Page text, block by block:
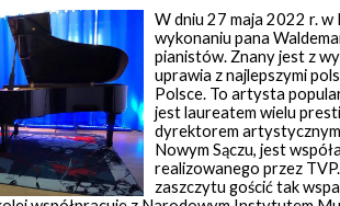
W dniu 27 maja 2022 r.
wykonaniu pana
pianistów. Znany jest z
uprawia z najlepszymi
Polsce. To artysta
jest laureatem wielu
dyrektorem artystycznym
Nowym Sączu, jest
realizowanego przez
zaszczytu gościć tak